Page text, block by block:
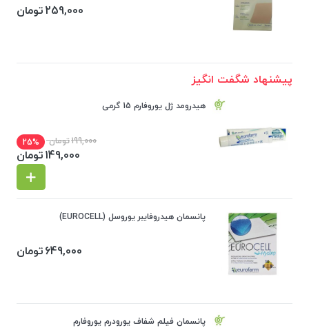
259,000تومان
پیشنهاد شگفت انگیز
هیدرومد ژل یوروفارم 15 گرمی
199,000تومان 25%
149,000تومان
پانسمان هیدروفایبر یوروسل (EUROCELL)
649,000تومان
پانسمان فیلم شفاف یورودرم یوروفارم